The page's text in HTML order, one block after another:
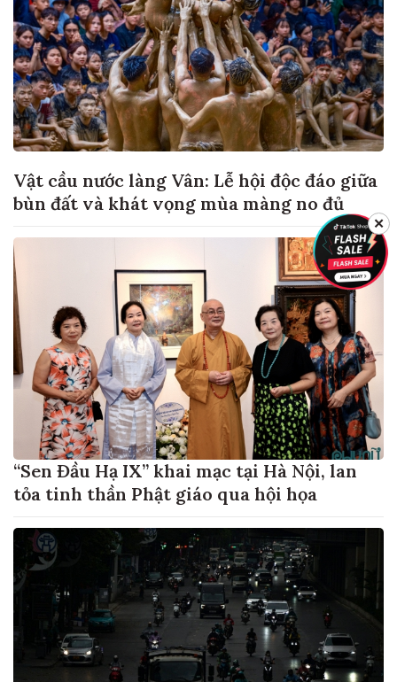
Vật cầu nước làng Vân: Lễ hội độc đáo giữa
bùn đất và khát vọng mùa màng no đủ
“Sen Đầu Hạ IX” khai mạc tại Hà Nội, lan
tỏa tinh thần Phật giáo qua hội họa
✕